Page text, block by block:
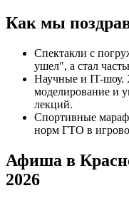
Как мы
Спектакли с
ушел", а стал
Научные и IT-шоу.
моделирование и
лекций.
Спортивные
норм ГТО в
Афиша в
2026